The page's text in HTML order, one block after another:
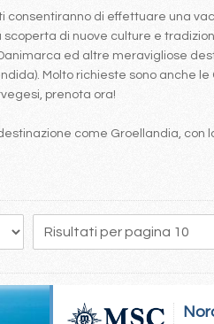
consentiranno di effettuare una
di nuove culture e
ed altre meravigliose
Molto richieste sono
prenota ora!
come Groellandia,
19 20 21 22